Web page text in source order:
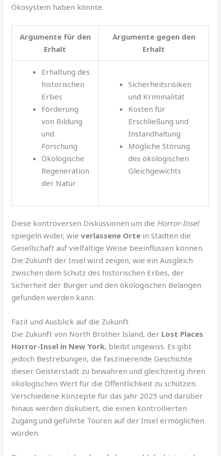
Ökosystem haben könnte.
Argumente für den
Erhalt
Argumente gegen den
Erhalt
Erhaltung des
historischen
Erbes
Förderung
von Bildung
und
Forschung
Ökologische
Regeneration
der Natur
Sicherheitsrisiken
und Kriminalität
Kosten für
Erschließung und
Instandhaltung
Mögliche Störung
des ökologischen
Gleichgewichts
Diese kontroversen Diskussionen um die Horror-Insel
spiegeln wider, wieverlassene Orte in Städten die
Gesellschaft auf vielfältige Weise beeinflussen können.
Die Zukunft der Insel wird zeigen, wie ein Ausgleich
zwischen dem Schutz des historischen Erbes, der
Sicherheit der Bürger und den ökologischen Belangen
gefunden werden kann.
Fazit und Ausblick auf die Zukunft
Die Zukunft von North Brother Island, der Lost Places
Horror-Insel in New York, bleibt ungewiss. Es gibt
jedoch Bestrebungen, die faszinierende Geschichte
dieser Geisterstadt zu bewahren und gleichzeitig ihren
ökologischen Wert für die Öffentlichkeit zu schützen.
Verschiedene Konzepte für das Jahr 2025 und darüber
hinaus werden diskutiert, die einen kontrollierten
Zugang und geführte Touren auf der Insel ermöglichen
würden.